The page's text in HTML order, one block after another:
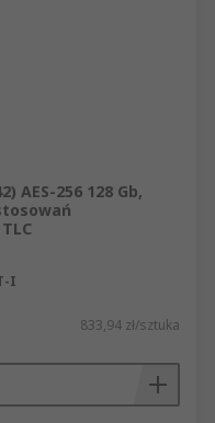
AES-256 128 Gb,
I
833,94 zł/sztuka